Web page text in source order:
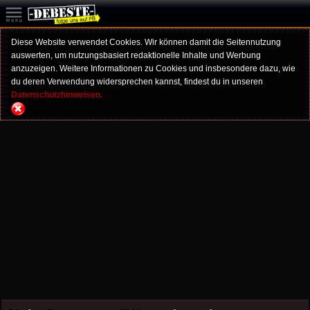
Diese Website verwendet Cookies. Wir können damit die Seitennutzung
auswerten, um nutzungsbasiert redaktionelle Inhalte und Werbung
anzuzeigen. Weitere Informationen zu Cookies und insbesondere dazu, wie
du deren Verwendung widersprechen kannst, findest du in unseren
Datenschutzhinweisen.